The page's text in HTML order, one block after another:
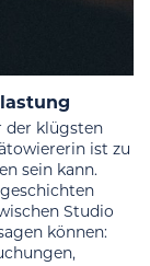
der klügsten
ist zu
sein kann.
Studio
können: